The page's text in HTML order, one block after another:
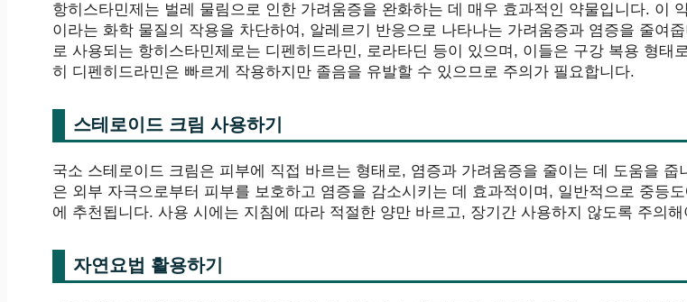
항히스타민제는 벌레 물림으로 인한 가려움증을 완화하는 데 매우 효과적인 약물입니다. 이
이라는 화학 물질의 작용을 차단하여, 알레르기 반응으로 나타나는 가려움증과 염증을 줄여
로 사용되는 항히스타민제로는 디펜히드라민, 로라타딘 등이 있으며, 이들은 구강 복용 형태
히 디펜히드라민은 빠르게 작용하지만 졸음을 유발할 수 있으므로 주의가 필요합니다.
스테로이드 크림 사용하기
국소 스테로이드 크림은 피부에 직접 바르는 형태로, 염증과 가려움증을 줄이는 데 도움을 줍
은 외부 자극으로부터 피부를 보호하고 염증을 감소시키는 데 효과적이며, 일반적으로 중등
에 추천됩니다. 사용 시에는 지침에 따라 적절한 양만 바르고, 장기간 사용하지 않도록 주의
자연요법 활용하기